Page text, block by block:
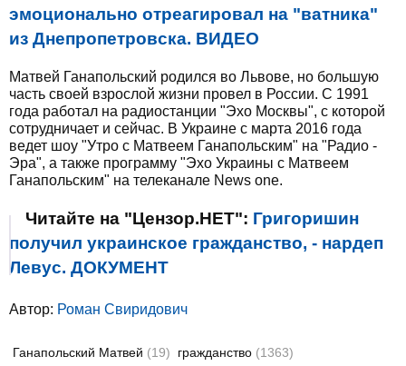
эмоционально отреагировал на "ватника"
из Днепропетровска. ВИДЕО
Матвей Ганапольский родился во Львове, но большую
часть своей взрослой жизни провел в России. С 1991
года работал на радиостанции "Эхо Москвы", с которой
сотрудничает и сейчас. В Украине с марта 2016 года
ведет шоу "Утро с Матвеем Ганапольским" на "Радио -
Эра", а также программу "Эхо Украины с Матвеем
Ганапольским" на телеканале News one.
Читайте на "Цензор.НЕТ": Григоришин
получил украинское гражданство, - нардеп
Левус. ДОКУМЕНТ
Автор: Роман Свиридович
Ганапольский Матвей (19) гражданство (1363)